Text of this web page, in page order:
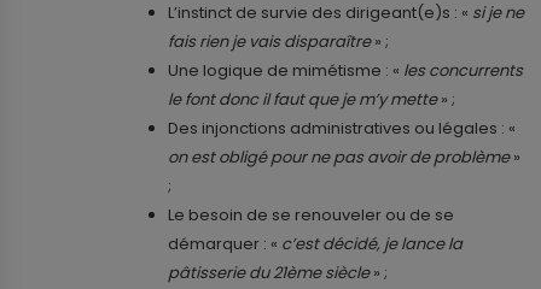
L’instinct de survie des dirigeant(e)s : « si je ne
fais rien je vais disparaître» ;
Une logique de mimétisme : « les concurrents
le font donc il faut que je m’y mette» ;
Des injonctions administratives ou légales : «
on est obligé pour ne pas avoir de problème»
;
Le besoin de se renouveler ou de se
démarquer : « c’est décidé, je lance la
pâtisserie du 21ème siècle» ;